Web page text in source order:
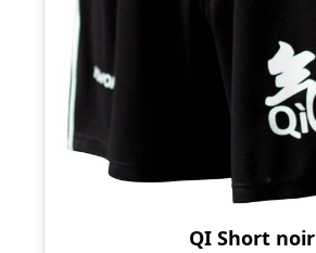
QI Short noir